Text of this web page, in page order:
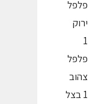
פלפל
ירוק
1
פלפל
צהוב
1 בצל